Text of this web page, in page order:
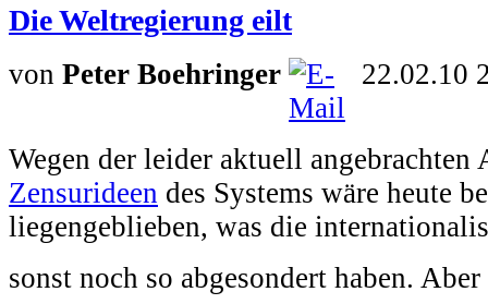
Die Weltregierung eilt
von Peter Boehringer 22.02.10
Wegen der leider aktuell angebrachten
Zensurideen des Systems wäre heute
liegengeblieben, was die
sonst noch so abgesondert haben.